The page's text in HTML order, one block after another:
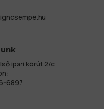
ipari körút 2/c
6897